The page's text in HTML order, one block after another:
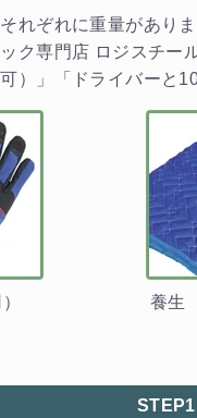
れぞれに重量があり
ク専門店 ロジスチー
）」「ドライバーと
養生